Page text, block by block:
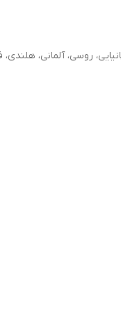
روسی، آلمانی، هلندی،